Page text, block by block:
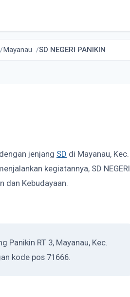
Mayanau SD NEGERI PANIKIN
jenjang SD di Mayanau, Kec.
kegiatannya, SD NEGERI
dan Kebudayaan.
Panikin RT 3, Mayanau, Kec.
kode pos 71666.